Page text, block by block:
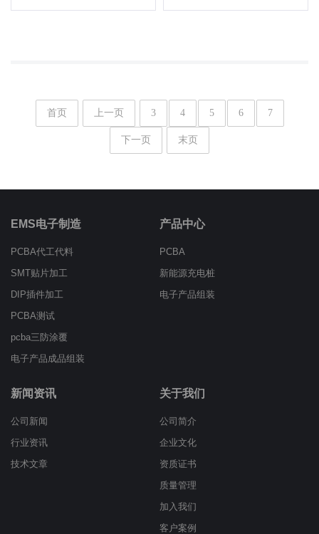
首页 上一页 3 4 5 6 7
下一页 末页
EMS电子制造
PCBA代工代料
SMT贴片加工
DIP插件加工
PCBA测试
pcba三防涂覆
电子产品成品组装
产品中心
PCBA
新能源充电桩
电子产品组装
新闻资讯
公司新闻
行业资讯
技术文章
关于我们
公司简介
企业文化
资质证书
质量管理
加入我们
客户案例